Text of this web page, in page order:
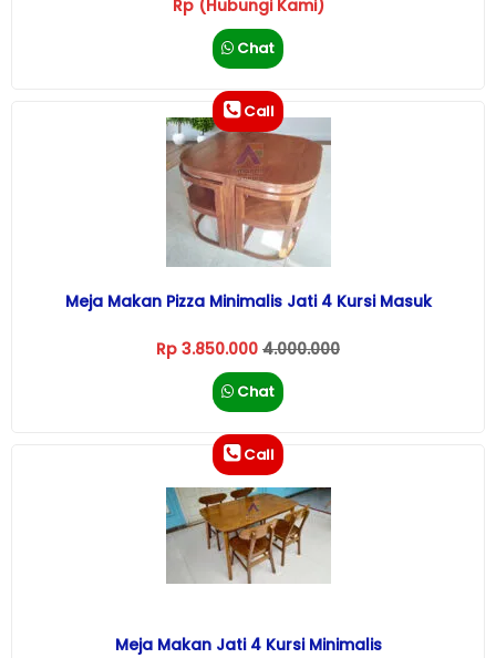
Rp (Hubungi Kami)
Chat
Call
Meja Makan Pizza Minimalis Jati 4 Kursi Masuk
Rp 3.850.000 4.000.000
Chat
Call
Meja Makan Jati 4 Kursi Minimalis